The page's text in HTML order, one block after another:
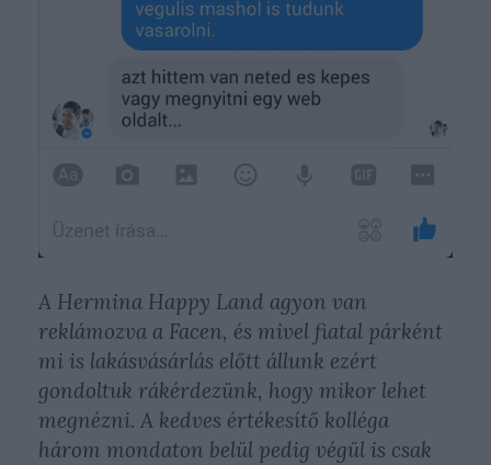
A Hermina Happy Land agyon van
reklámozva a Facen, és mivel fiatal párként
mi is lakásvásárlás előtt állunk ezért
gondoltuk rákérdezünk, hogy mikor lehet
megnézni. A kedves értékesítő kolléga
három mondaton belül pedig végül is csak